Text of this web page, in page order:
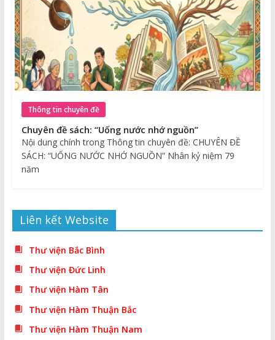
Thông tin chuyên đề
Chuyên đề sách: “Uống nước nhớ nguồn”
Nội dung chính trong Thông tin chuyên đề: CHUYÊN ĐỀ
SÁCH: “UỐNG NƯỚC NHỚ NGUỒN” Nhân kỷ niệm 79
năm
Liên kết Website
Thư viện Bắc Bình
Thư viện Đức Linh
Thư viện Hàm Tân
Thư viện Hàm Thuận Bắc
Thư viện Hàm Thuận Nam